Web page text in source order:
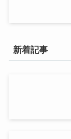
新着記事